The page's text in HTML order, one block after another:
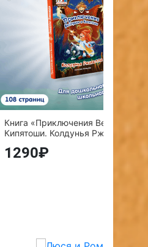
Книга «Приключения Веснушки и
Кипятоши. Колдунья Ржавелла»
1290